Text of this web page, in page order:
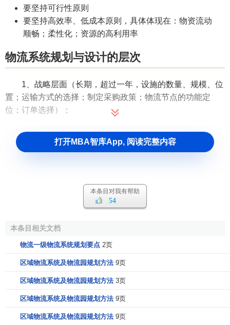
要坚持可行性原则
要坚持高效率、低成本原则，具体体现在：物资流动
顺畅；柔性化；资源的高利用率
物流系统规划与设计的层次
1、战略层面（长期，超过一年，设施的数量、规模、位
置；运输方式的选择；制定采购政策；物流节点的功能定
位；订单选择）；
2、策略层面；中期，短于一年，库存定位、物流节点内
部布局；物流节点的功能；物流作业流程；设施 ；
战略层次的规划侧重于宏观控制 解决的是影响企业长远
发展的战略决策等问题。物流系统战略层次的规划在各种规
划层级中是最高的，时间也是最长的。
战略规划的内容都是在战略层次上的引导，所考虑的是
企业的目标、总体服务需求以及管理者
性规划，通常是一个中期的计划。它在内容上比
为具体，可以包括：配送策略规划、供给策略规划、国际物
打开MBA智库App, 阅读完整内容
本条目对我有帮助
54
本条目相关文档
物流一级物流系统规划要点 2页
区域物流系统及物流园规划方法 9页
区域物流系统及物流园规划方法 3页
区域物流系统及物流园规划方法 9页
区域物流系统及物流园规划方法 9页